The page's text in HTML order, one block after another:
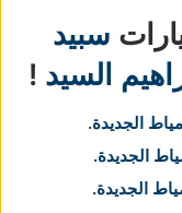
سبيد
السيد !
الجديدة.
الجديدة.
الجديدة.